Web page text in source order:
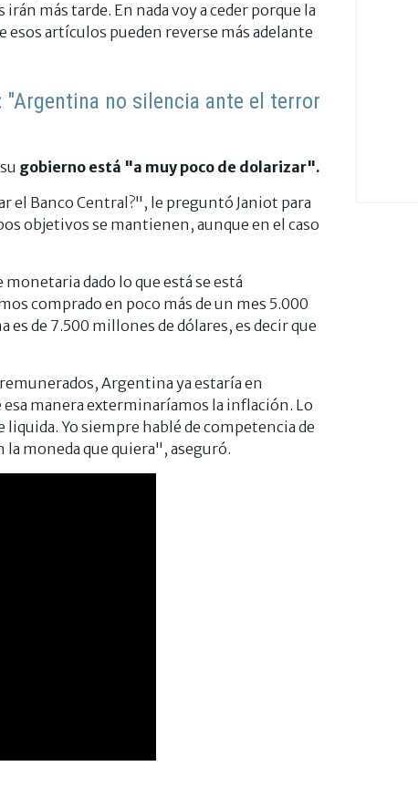
más tarde. En nada voy a ceder porque la
artículos pueden reverse más adelante
no silencia ante el terror
gobierno está "a muy poco de dolarizar".
el Banco Central?", le preguntó Janiot para
objetivos se mantienen, aunque en el caso
dado lo que está se está
comprado en poco más de un mes 5.000
de 7.500 millones de dólares, es decir que
Argentina ya estaría en
manera exterminaríamos la inflación. Lo
liquida. Yo siempre hablé de competencia de
moneda que quiera", aseguró.